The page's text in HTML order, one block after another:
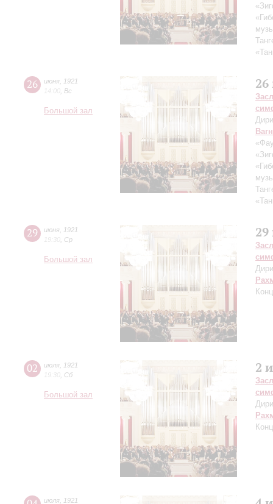
26 июня
1921
14:00 Вс
Большой зал
29 июня
1921
19:30 Ср
Большой зал
02 июля
1921
19:30 Сб
Большой зал
2
июля 1921